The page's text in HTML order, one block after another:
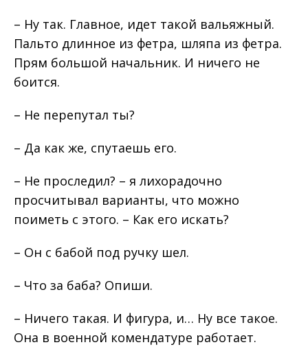
– Ну так. Главное, идет такой вальяжный.
Пальто длинное из фетра, шляпа из фетра.
Прям большой начальник. И ничего не
боится.
– Не перепутал ты?
– Да как же, спутаешь его.
– Не проследил? – я лихорадочно
просчитывал варианты, что можно
поиметь с этого. – Как его искать?
– Он с бабой под ручку шел.
– Что за баба? Опиши.
– Ничего такая. И фигура, и… Ну все такое.
Она в военной комендатуре работает.